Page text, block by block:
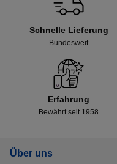
Schnelle Lieferung
Bundesweit
Erfahrung
Bewährt seit 1958
Über uns